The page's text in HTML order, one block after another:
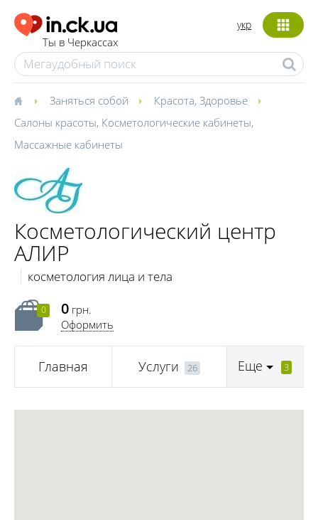
Ты в Черкассах
укр
Заняться собой Красота, Здоровье
Салоны красоты, Косметологические кабинеты,
Массажные кабинеты
Косметологический центр
АЛИР
косметология лица и тела
0 0 грн.
Оформить
Главная Услуги 26 Еще 3